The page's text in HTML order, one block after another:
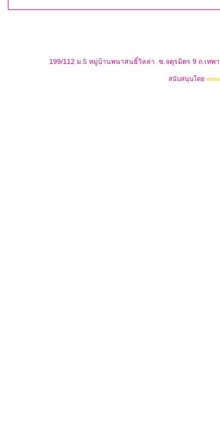
199/112 ม.5 หมู่บ้านพนาสนธิ์วิลล่า ซ.จตุรมิตร 9 ถ.เทพ
สนับสนุนโดย